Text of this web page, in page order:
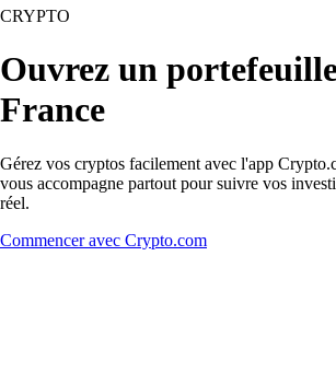
CRYPTO
Ouvrez un
France
Gérez vos cryptos facilement avec l'app
vous accompagne partout pour suivre vos
réel.
Commencer avec Crypto.com